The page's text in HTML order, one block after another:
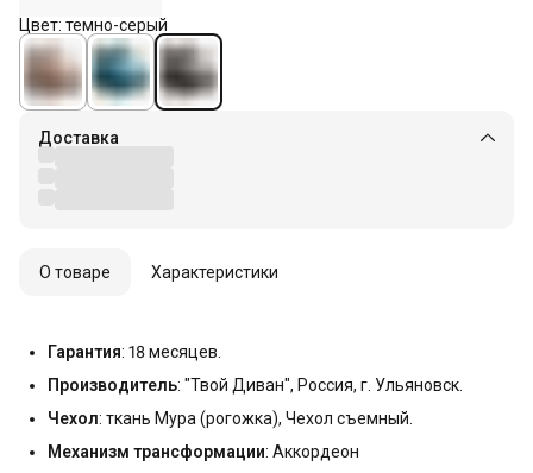
Цвет: темно-серый
Доставка
О товаре Характеристики
Гарантия: 18 месяцев.
Производитель: "Твой Диван", Россия, г. Ульяновск.
Чехол: ткань Мура (рогожка), Чехол съемный.
Механизм трансформации: Аккордеон